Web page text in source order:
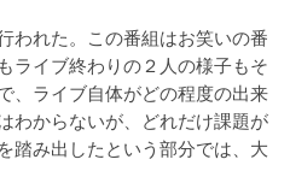
われた。この番組はお笑いの番
ライブ終わりの２人の様子もそ
、ライブ自体がどの程度の出来
わからないが、どれだけ課題が
踏み出したという部分では、大